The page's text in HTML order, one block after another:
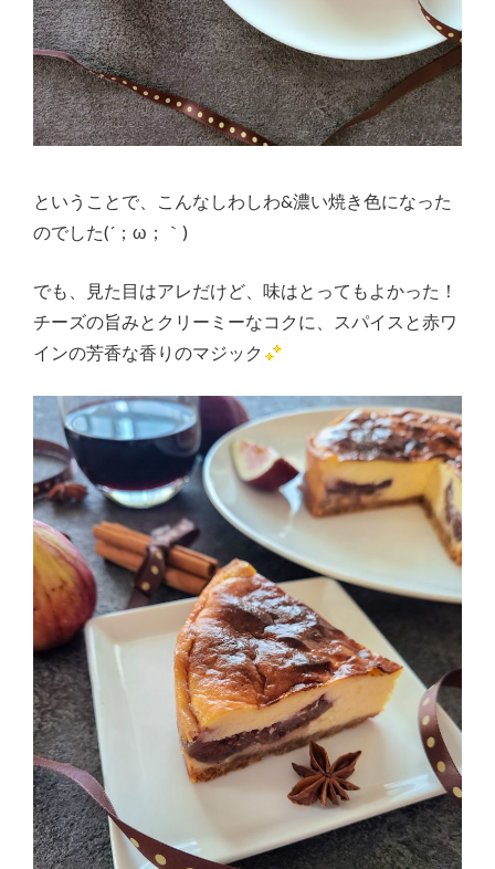
ということで、こんなしわしわ&濃い焼き色になった
のでした(´；ω；｀)
でも、見た目はアレだけど、味はとってもよかった！
チーズの旨みとクリーミーなコクに、スパイスと赤ワ
インの芳香な香りのマジック